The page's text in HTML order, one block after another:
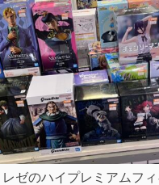
レゼのハイプレミアムフ